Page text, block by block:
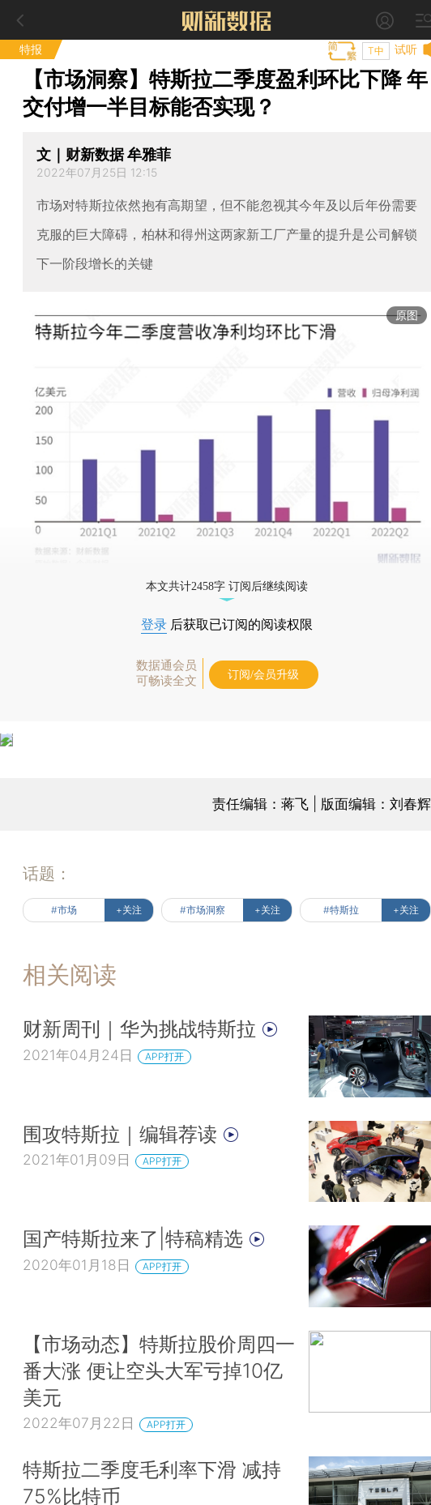
特报 试听
T中
【市场洞察】特斯拉二季度盈利环比下降 年
交付增一半目标能否实现？
文｜财新数据 牟雅菲
2022年07月25日 12:15
市场对特斯拉依然抱有高期望，但不能忽视其今年及以后年份需要
克服的巨大障碍，柏林和得州这两家新工厂产量的提升是公司解锁
下一阶段增长的关键
原图
本文共计2458字 订阅后继续阅读
登录 后获取已订阅的阅读权限
数据通会员
可畅读全文
订阅/会员升级
责任编辑：蒋飞 | 版面编辑：刘春辉
话题：
#市场 +关注 #市场洞察 +关注 #特斯拉 +关注
相关阅读
财新周刊｜华为挑战特斯拉
2021年04月24日 APP打开
围攻特斯拉｜编辑荐读
2021年01月09日 APP打开
国产特斯拉来了|特稿精选
2020年01月18日 APP打开
【市场动态】特斯拉股价周四一
番大涨 便让空头大军亏掉10亿
美元
2022年07月22日 APP打开
特斯拉二季度毛利率下滑 减持
75%比特币